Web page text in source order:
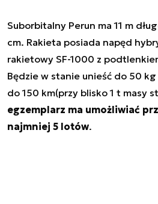
Suborbitalny Perun ma 11 m
cm. Rakieta posiada napęd
rakietowy SF-1000 z
Będzie w stanie unieść do 50
do 150 km(przy blisko 1 t masy
egzemplarz ma umożliwiać
najmniej 5 lotów.